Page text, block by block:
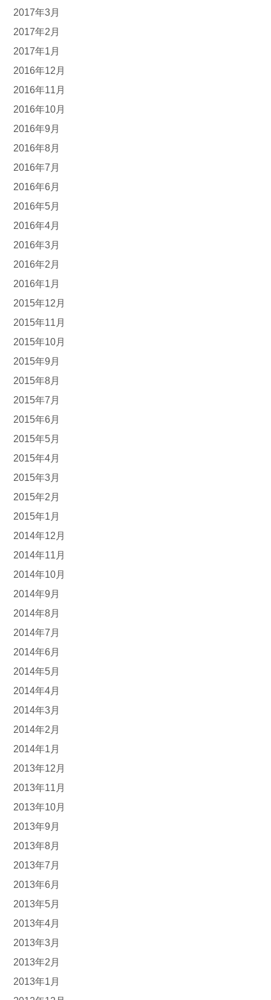
2017年3月
2017年2月
2017年1月
2016年12月
2016年11月
2016年10月
2016年9月
2016年8月
2016年7月
2016年6月
2016年5月
2016年4月
2016年3月
2016年2月
2016年1月
2015年12月
2015年11月
2015年10月
2015年9月
2015年8月
2015年7月
2015年6月
2015年5月
2015年4月
2015年3月
2015年2月
2015年1月
2014年12月
2014年11月
2014年10月
2014年9月
2014年8月
2014年7月
2014年6月
2014年5月
2014年4月
2014年3月
2014年2月
2014年1月
2013年12月
2013年11月
2013年10月
2013年9月
2013年8月
2013年7月
2013年6月
2013年5月
2013年4月
2013年3月
2013年2月
2013年1月